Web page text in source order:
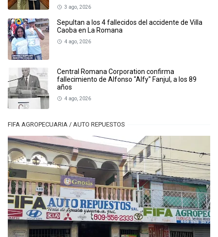
3 ago, 2026
Sepultan a los 4 fallecidos del accidente de Villa
Caoba en La Romana
4 ago, 2026
Central Romana Corporation confirma
fallecimiento de Alfonso "Alfy" Fanjul, a los 89
años
4 ago, 2026
FIFA AGROPECUARIA / AUTO REPUESTOS